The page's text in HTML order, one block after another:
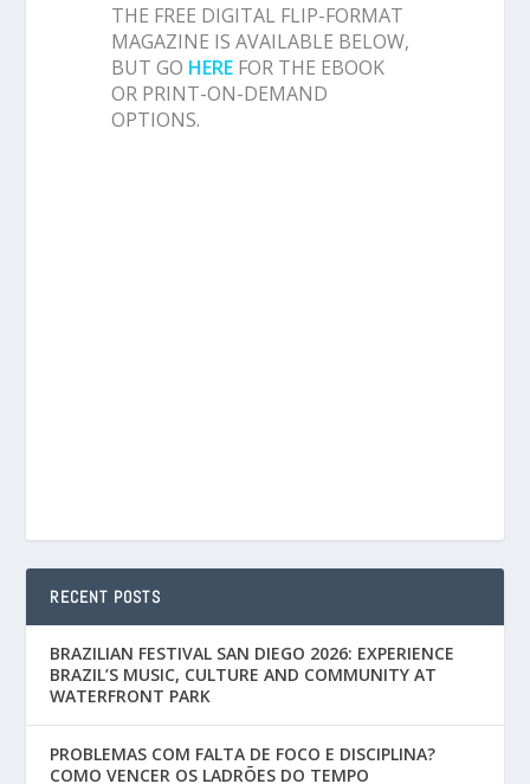
THE FREE DIGITAL FLIP-FORMAT
MAGAZINE IS AVAILABLE BELOW,
BUT GO HERE FOR THE EBOOK
OR PRINT-ON-DEMAND
OPTIONS.
RECENT POSTS
BRAZILIAN FESTIVAL SAN DIEGO 2026: EXPERIENCE
BRAZIL’S MUSIC, CULTURE AND COMMUNITY AT
WATERFRONT PARK
PROBLEMAS COM FALTA DE FOCO E DISCIPLINA?
COMO VENCER OS LADRÕES DO TEMPO